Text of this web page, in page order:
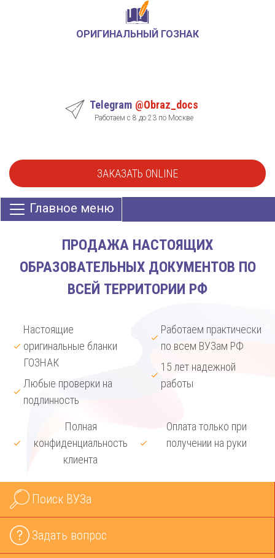
ОРИГИНАЛЬНЫЙ ГОЗНАК
Telegram @Obraz_docs
Работаем с 8 до 23 по Москве
ЗАКАЗАТЬ ONLINE
Главное меню
ПРОДАЖА НАСТОЯЩИХ
ОБРАЗОВАТЕЛЬНЫХ ДОКУМЕНТОВ ПО
ВСЕЙ ТЕРРИТОРИИ РФ
Настоящие
оригинальные бланки
ГОЗНАК
Любые проверки на
подлинность
Работаем практически
по всем ВУЗам РФ
15 лет надежной
работы
Полная
конфиденциальность
клиента
Оплата только при
получении на руки
Поиск ВУЗа
Задать вопрос